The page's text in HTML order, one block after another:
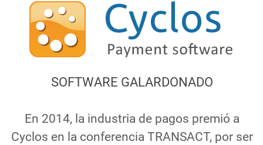
SOFTWARE GALARDONADO
En 2014, la industria de pagos premió a
Cyclos en la conferencia TRANSACT, por ser